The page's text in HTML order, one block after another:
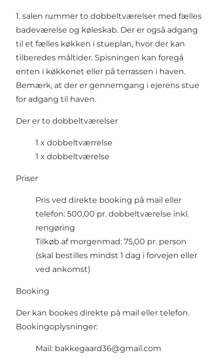
1. salen rummer to dobbeltværelser med fælles
badeværelse og køleskab. Der er også adgang
til et fælles køkken i stueplan, hvor der kan
tilberedes måltider. Spisningen kan foregå
enten i køkkenet eller på terrassen i haven.
Bemærk, at der er gennemgang i ejerens stue
for adgang til haven.
Der er to dobbeltværelser
1 x dobbeltværrelse
1 x dobbeltværelse
Priser
Pris ved direkte booking på mail eller
telefon: 500,00 pr. dobbeltværelse inkl.
rengøring
Tilkøb af morgenmad: 75,00 pr. person
(skal bestilles mindst 1 dag i forvejen eller
ved ankomst)
Booking
Der kan bookes direkte på mail eller telefon.
Bookingoplysninger:
Mail: bakkegaard36@gmail.com